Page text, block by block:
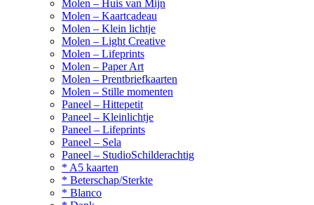
Molen – Huis van Mijn
Molen – Kaartcadeau
Molen – Klein lichtje
Molen – Light Creative
Molen – Lifeprints
Molen – Paper Art
Molen – Prentbriefkaarten
Molen – Stille momenten
Paneel – Hittepetit
Paneel – Kleinlichtje
Paneel – Lifeprints
Paneel – Sela
Paneel – StudioSchilderachtig
* A5 kaarten
* Beterschap/Sterkte
* Blanco